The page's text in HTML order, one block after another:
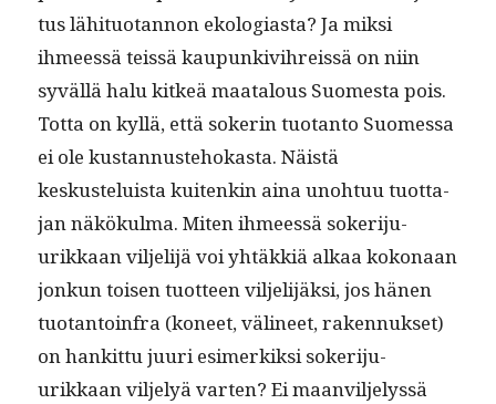
tus lähi­tuotan­non ekolo­gias­ta? Ja mik­si
ihmeessä teis­sä kaupunkivihreis­sä on niin
syväl­lä halu kitkeä maat­alous Suomes­ta pois.
Tot­ta on kyl­lä, että sok­erin tuotan­to Suomes­sa
ei ole kus­tan­nuste­hokas­ta. Näistä
keskusteluista kuitenkin aina uno­htuu tuot­ta­
jan näkökul­ma. Miten ihmeessä sok­er­i­ju­
urikkaan vil­jeli­jä voi yhtäkkiä alkaa kokon­aan
jonkun toisen tuot­teen vil­jeli­jäk­si, jos hänen
tuotan­toin­fra (koneet, väli­neet, raken­nuk­set)
on han­kit­tu juuri esimerkik­si sok­er­i­ju­
urikkaan vil­je­lyä varten? Ei maanvil­jelyssä